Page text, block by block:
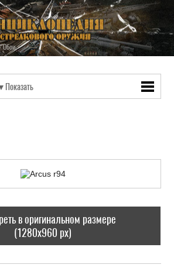
Обои
в оригинальном размере
(1280x960 px)